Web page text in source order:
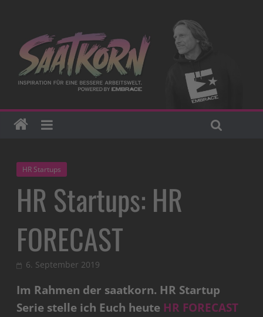
HR Startups
HR Startups: HR
FORECAST
6. September 2019
Im Rahmen der saatkorn. HR Startup
Serie stelle ich Euch heute HR FORECAST